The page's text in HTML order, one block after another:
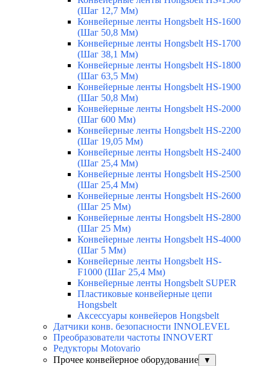
(Шаг 12,7 Мм)
Конвейерные ленты Hongsbelt HS-1600
(Шаг 50,8 Мм)
Конвейерные ленты Hongsbelt HS-1700
(Шаг 38,1 Мм)
Конвейерные ленты Hongsbelt HS-1800
(Шаг 63,5 Мм)
Конвейерные ленты Hongsbelt HS-1900
(Шаг 50,8 Мм)
Конвейерные ленты Hongsbelt HS-2000
(Шаг 600 Мм)
Конвейерные ленты Hongsbelt HS-2200
(Шаг 19,05 Мм)
Конвейерные ленты Hongsbelt HS-2400
(Шаг 25,4 Мм)
Конвейерные ленты Hongsbelt HS-2500
(Шаг 25,4 Мм)
Конвейерные ленты Hongsbelt HS-2600
(Шаг 25 Мм)
Конвейерные ленты Hongsbelt HS-2800
(Шаг 25 Мм)
Конвейерные ленты Hongsbelt HS-4000
(Шаг 5 Мм)
Конвейерные ленты Hongsbelt HS-
F1000 (Шаг 25,4 Мм)
Конвейерные ленты Hongsbelt SUPER
Пластиковые конвейерные цепи
Hongsbelt
Аксессуары конвейеров Hongsbelt
Датчики конв. безопасности INNOLEVEL
Преобразователи частоты INNOVERT
Редукторы Motovario
Прочее конвейерное оборудование
▼